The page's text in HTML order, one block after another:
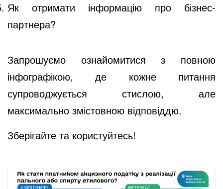
Як отримати інформацію про бізнес-
партнера?
Запрошуємо ознайомитися з повною
інфографікою, де кожне питання
супроводжується стислою, але
максимально змістовною відповіддю.
Зберігайте та користуйтесь!